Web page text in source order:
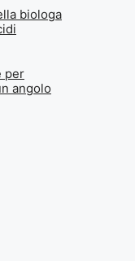
biologa
per
angolo